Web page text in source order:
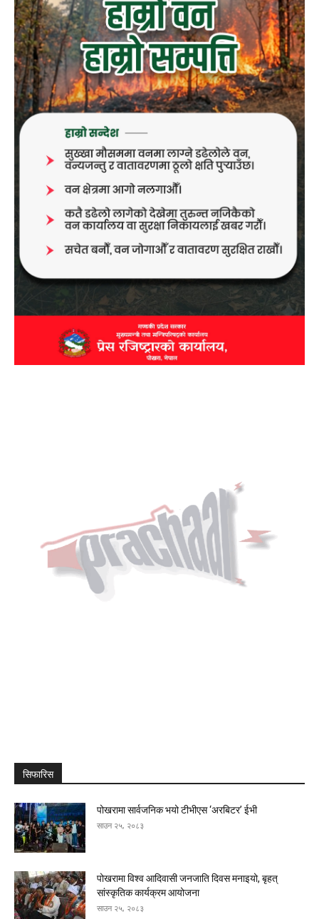
सिफारिस
पोखरामा सार्वजनिक भयो टीभीएस ‘अरबिटर’ ईभी
साउन २५, २०८३
पोखरामा विश्व आदिवासी जनजाति दिवस मनाइयो, बृहत्
सांस्कृतिक कार्यक्रम आयोजना
साउन २५, २०८३